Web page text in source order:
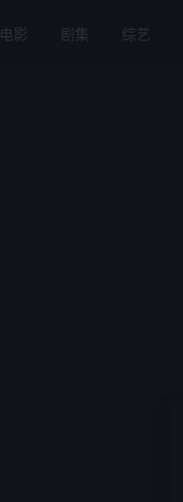
电影 剧集 综艺